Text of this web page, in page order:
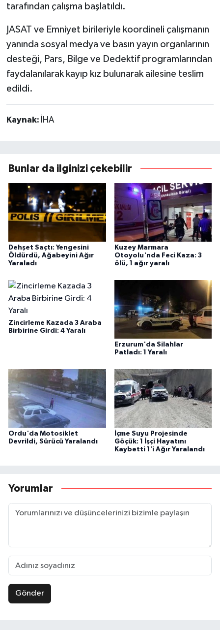
tarafından çalışma başlatıldı.
JASAT ve Emniyet birileriyle koordineli çalışmanın
yanında sosyal medya ve basın yayın organlarının
desteği, Pars, Bilge ve Dedektif programlarından
faydalanılarak kayıp kız bulunarak ailesine teslim
edildi.
Kaynak: İHA
Bunlar da ilginizi çekebilir
Dehşet Saçtı: Yengesini
Öldürdü, Ağabeyini Ağır
Yaraladı
Kuzey Marmara
Otoyolu'nda Feci Kaza: 3
ölü, 1 ağır yaralı
Zincirleme Kazada 3 Araba
Birbirine Girdi: 4 Yaralı
Erzurum'da Silahlar
Patladı: 1 Yaralı
Ordu'da Motosiklet
Devrildi, Sürücü Yaralandı
İçme Suyu Projesinde
Göçük: 1 İşçi Hayatını
Kaybetti 1'i Ağır Yaralandı
Yorumlar
Gönder